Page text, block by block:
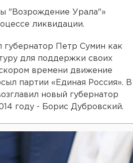
"Возрождение Урала"»
ликвидации.
Петр Сумин как
для поддержки своих
времени движение
партии «Единая Россия». В
новый губернатор
году - Борис Дубровский.